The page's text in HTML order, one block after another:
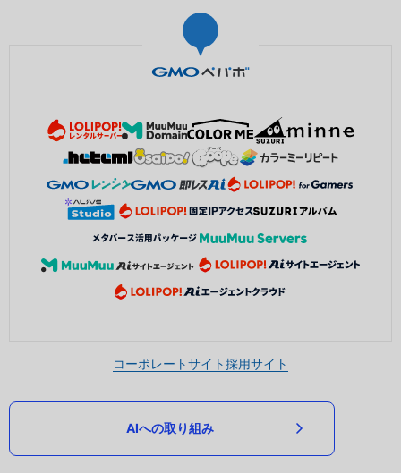
コーポレートサイト採用サイト
AIへの取り組み